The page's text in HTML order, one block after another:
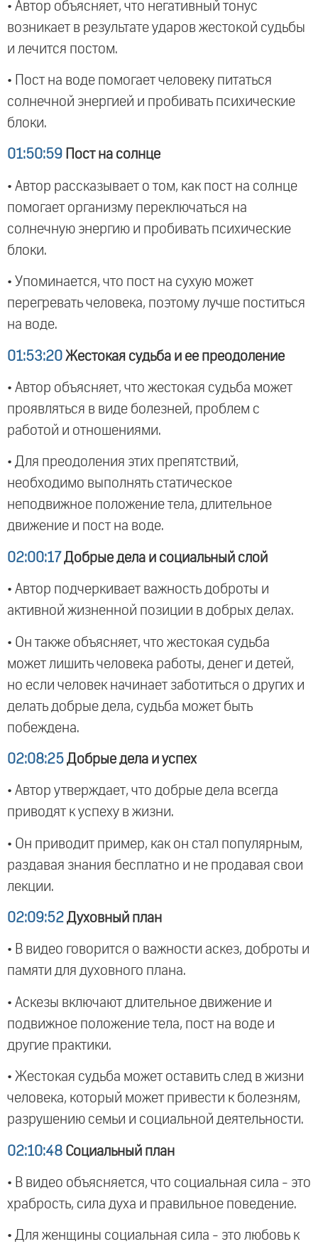
• Автор объясняет, что негативный тонус
возникает в результате ударов жестокой судьбы
и лечится постом.
• Пост на воде помогает человеку питаться
солнечной энергией и пробивать психические
блоки.
01:50:59 Пост на солнце
• Автор рассказывает о том, как пост на солнце
помогает организму переключаться на
солнечную энергию и пробивать психические
блоки.
• Упоминается, что пост на сухую может
перегревать человека, поэтому лучше поститься
на воде.
01:53:20 Жестокая судьба и ее преодоление
• Автор объясняет, что жестокая судьба может
проявляться в виде болезней, проблем с
работой и отношениями.
• Для преодоления этих препятствий,
необходимо выполнять статическое
неподвижное положение тела, длительное
движение и пост на воде.
02:00:17 Добрые дела и социальный слой
• Автор подчеркивает важность доброты и
активной жизненной позиции в добрых делах.
• Он также объясняет, что жестокая судьба
может лишить человека работы, денег и детей,
но если человек начинает заботиться о других и
делать добрые дела, судьба может быть
побеждена.
02:08:25 Добрые дела и успех
• Автор утверждает, что добрые дела всегда
приводят к успеху в жизни.
• Он приводит пример, как он стал популярным,
раздавая знания бесплатно и не продавая свои
лекции.
02:09:52 Духовный план
• В видео говорится о важности аскез, доброты и
памяти для духовного плана.
• Аскезы включают длительное движение и
подвижное положение тела, пост на воде и
другие практики.
• Жестокая судьба может оставить след в жизни
человека, который может привести к болезням,
разрушению семьи и социальной деятельности.
02:10:48 Социальный план
• В видео объясняется, что социальная сила - это
храбрость, сила духа и правильное поведение.
• Для женщины социальная сила - это любовь к